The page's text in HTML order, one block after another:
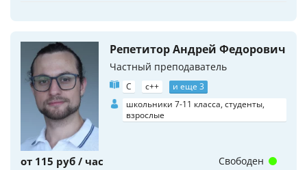
Репетитор Андрей Федорович
Частный преподаватель
C c++
и еще 3
школьники 7-11 класса, студенты,
взрослые
от 115 руб / час Свободен